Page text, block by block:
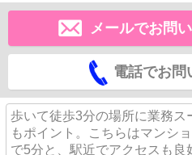
メールでお問
電話でお問
歩いて徒歩3分の場所に業務
もポイント。こちらはマンシ
で5分と、駅近でアクセスも